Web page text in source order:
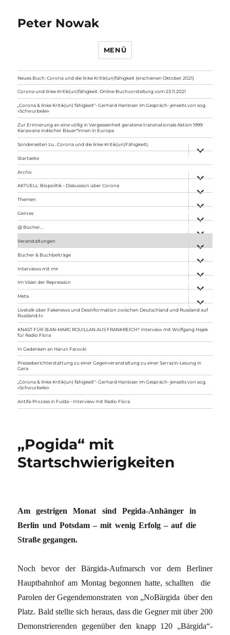
Peter Nowak
MENÜ
Neues Buch: Corona und die linke Kritik(un)fähigkeit (erschienen Oktober 2021)
Corona und linke Kritik(un)fähigkeit. Online-Buchvorstellung vom 23.11.2021
„Corona & linke Kritik(un) fähigkeit“- Gerhard Hanloser im Gespräch- jenseits von sog.
»Schwurbelei«
Zur Erinnerung an eine völlig in Vergessenheit geratene transnationale Aktion 1999:
Karawane indischer Bauer*innen in Europa
Sonderseiten zu…Corona und die linke Kritik(un)Fähigkeit).
anzeigen
Startseite
Archiv
anzeigen
AKTUELL: Biopolitik – Diskussion über Corona
anzeigen
Themen
anzeigen
Genres
anzeigen
@ Bücher…
Veranstaltungen
anzeigen
Bücher & Buchbeiträge
anzeigen
Interviews mit mir
anzeigen
Im Visier der Repression
anzeigen
Meta
anzeigen
Livetalk über Fakenews und Desinformation zwischen Deutschland und Russland auf
Russland.tv
KNAST FÜR JEAN-MARC ROUILLAN AUS FRANKREICH? Interview mit Wolfgang Hajek
für Radio Flora
In Gedenken an Harun Farocki
Presseberichterstattung zu einer Gegenveranstaltung zu einer Sarrazin-Lesung in
Gera
„Corona & linke Kritik(un) fähigkeit“- Gerhard Hanloser im Gespräch- jenseits von sog.
»Schwurbelei«
Antifa-Prozess in Fulda – Interview mit Radio Flora
„Pogida“ mit
Startschwierigkeiten
Am gestrigen Monat sind Pegida-Anhänger in
Berlin und Potsdam – mit wenig Erfolg – auf die
Straße gegangen.
Noch bevor der Bärgida-Aufmarsch vor dem Berliner
Hauptbahnhof am Montag begonnen hatte, schallten die
Parolen der Gegendemonstraten von „NoBärgida über den
Platz. Bald stellte sich heraus, dass die Gegner mit über 200
Demonstrierenden gegenüber den knapp 120 „Bärgida“-